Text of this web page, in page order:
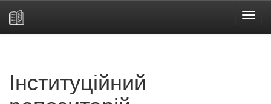
Інституційний